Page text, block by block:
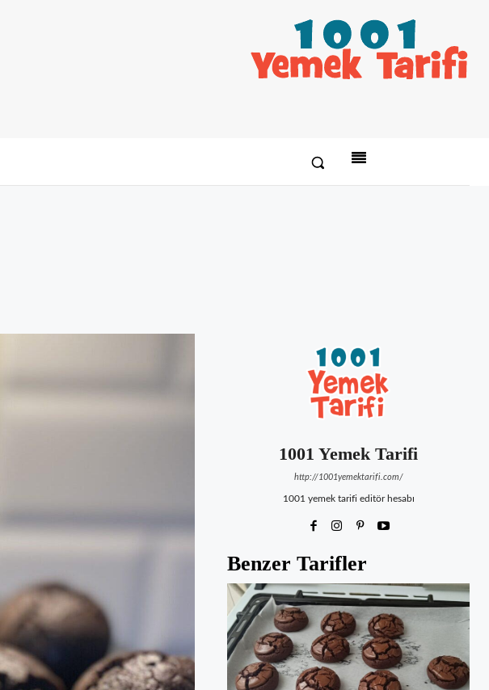
1001 Yemek Tarifi
http://1001yemektarifi.com/
1001 yemek tarifi editör hesabı
Benzer Tarifler